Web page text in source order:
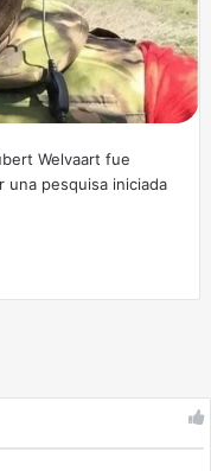
Welvaart fue
una pesquisa iniciada